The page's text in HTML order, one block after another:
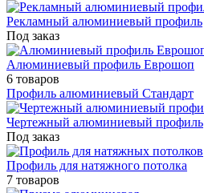
Рекламный алюминиевый профиль
Под заказ
Алюминиевый профиль Еврошоп
6 товаров
Профиль алюминиевый Стандарт
Чертежный алюминиевый профиль
Под заказ
Профиль для натяжного потолка
7 товаров